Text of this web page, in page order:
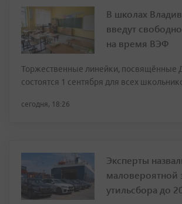
В школах
введут
на время ВЭФ
Торжественные линейки, посвящённые
состоятся 1 сентября для всех
сегодня, 18:26
Эксперты
маловероятной
утильсбора до